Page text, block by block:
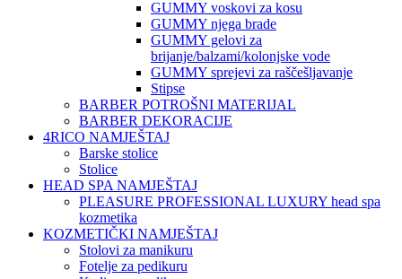
GUMMY voskovi za kosu
GUMMY njega brade
GUMMY gelovi za
brijanje/balzami/kolonjske vode
GUMMY sprejevi za raščešljavanje
Stipse
BARBER POTROŠNI MATERIJAL
BARBER DEKORACIJE
4RICO NAMJEŠTAJ
Barske stolice
Stolice
HEAD SPA NAMJEŠTAJ
PLEASURE PROFESSIONAL LUXURY head spa
kozmetika
KOZMETIČKI NAMJEŠTAJ
Stolovi za manikuru
Fotelje za pedikuru